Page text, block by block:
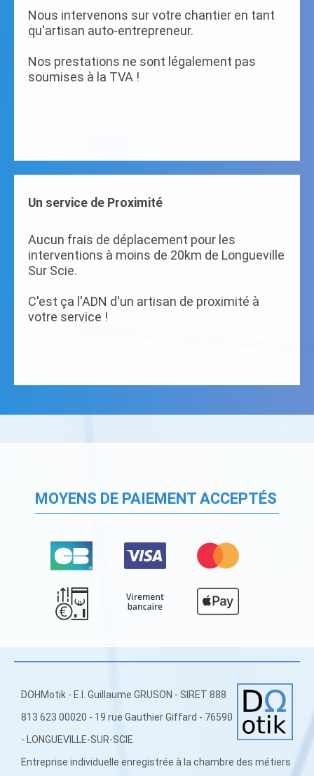
Nous intervenons sur votre chantier en tant
qu'artisan auto-entrepreneur.
Nos prestations ne sont légalement pas
soumises à la TVA !
Un service de Proximité
Aucun frais de déplacement pour les
interventions à moins de 20km de Longueville
Sur Scie.
C'est ça l'ADN d'un artisan de proximité à
votre service !
MOYENS DE PAIEMENT ACCEPTÉS
DOHMotik - E.I. Guillaume GRUSON - SIRET 888
813 623 00020 - 19 rue Gauthier Giffard - 76590
- LONGUEVILLE-SUR-SCIE
Entreprise individuelle enregistrée à la chambre des métiers